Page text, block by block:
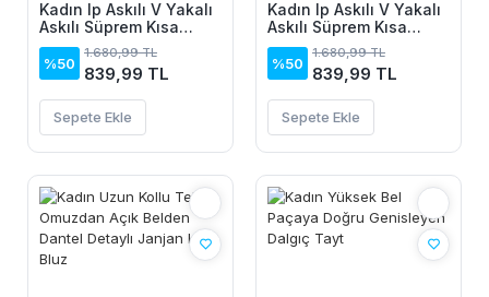
Kadın Ip Askılı V Yakalı
Askılı Süprem Kısa
Elbise
%50
1.680,99 TL
839,99 TL
Sepete Ekle
Kadın Ip Askılı V Yakalı
Askılı Süprem Kısa
Elbise
%50
1.680,99 TL
839,99 TL
Sepete Ekle